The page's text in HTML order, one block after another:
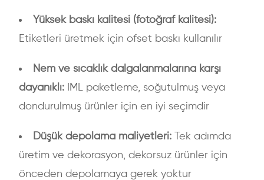
Yüksek baskı kalitesi (fotoğraf kalitesi):
Etiketleri üretmek için ofset baskı kullanılır
Nem ve sıcaklık dalgalanmalarına karşı
dayanıklı: IML paketleme, soğutulmuş veya
dondurulmuş ürünler için en iyi seçimdir
Düşük depolama maliyetleri: Tek adımda
üretim ve dekorasyon, dekorsuz ürünler için
önceden depolamaya gerek yoktur